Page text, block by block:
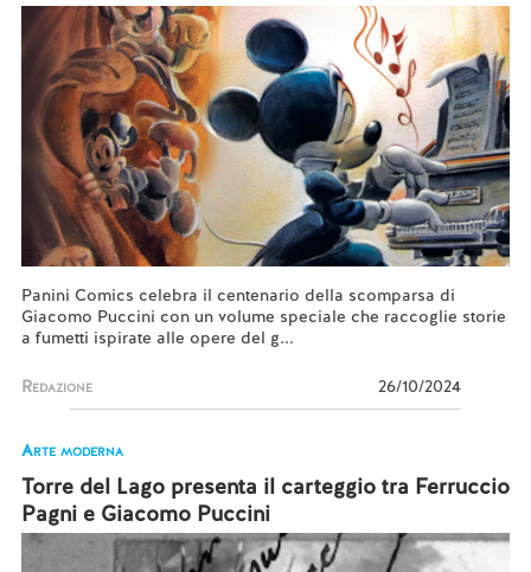
Panini Comics celebra il centenario della scomparsa di
Giacomo Puccini con un volume speciale che raccoglie storie
a fumetti ispirate alle opere del g...
Redazione 26/10/2024
Arte moderna
Torre del Lago presenta il carteggio tra Ferruccio
Pagni e Giacomo Puccini